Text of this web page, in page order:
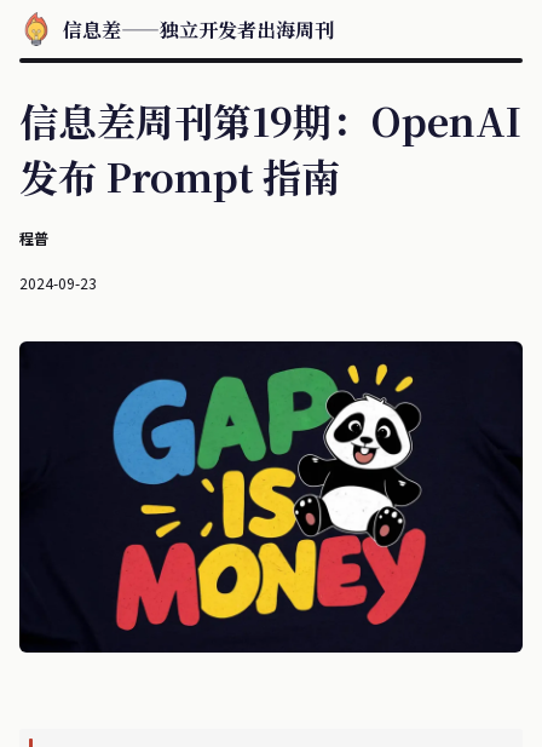
信息差——独立开发者出海周刊
信息差周刊第19期：OpenAI
发布 Prompt 指南
程普
2024-09-23